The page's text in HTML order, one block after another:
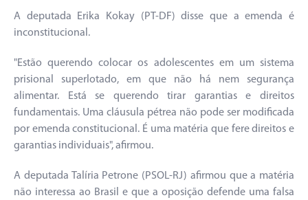
A deputada Erika Kokay (PT-DF) disse que a emenda é
inconstitucional.
"Estão querendo colocar os adolescentes em um sistema
prisional superlotado, em que não há nem segurança
alimentar. Está se querendo tirar garantias e direitos
fundamentais. Uma cláusula pétrea não pode ser modificada
por emenda constitucional. É uma matéria que fere direitos e
garantias individuais", afirmou.
A deputada Talíria Petrone (PSOL-RJ) afirmou que a matéria
não interessa ao Brasil e que a oposição defende uma falsa